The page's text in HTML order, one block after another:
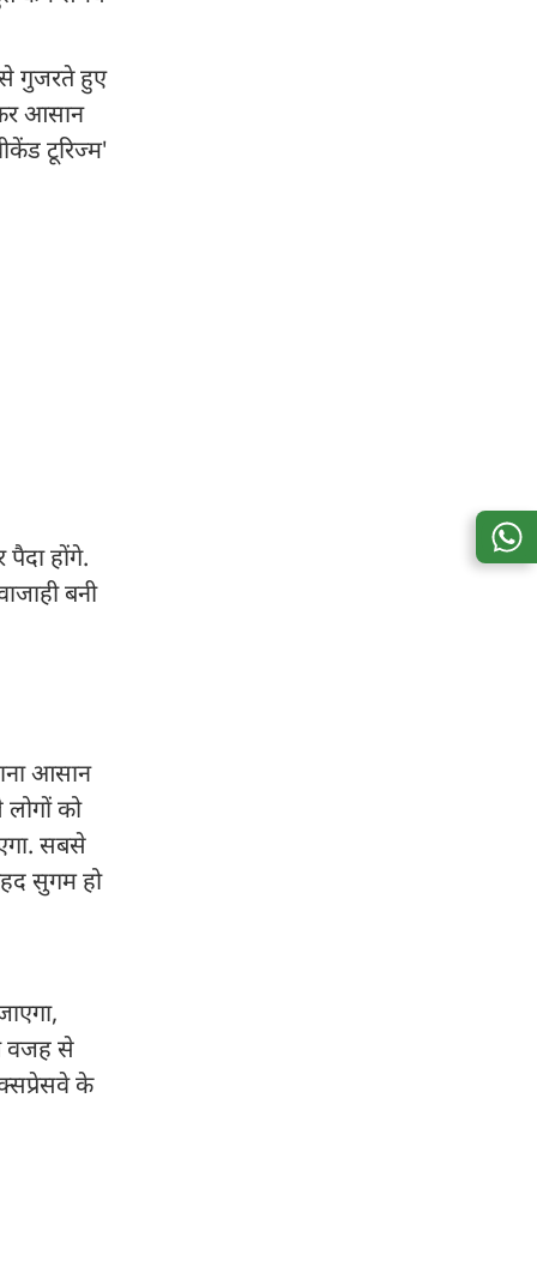
से गुजरते हुए
आसान
टूरिज्म'
होंगे.
बनी
आसान
को
सबसे
सुगम हो
वजह से
के